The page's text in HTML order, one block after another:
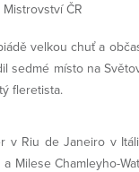
Mistrovství ČR
velkou chuť a
sedmé místo na
fleretista.
v Riu de Janeiro v
Milese Chamleyho-